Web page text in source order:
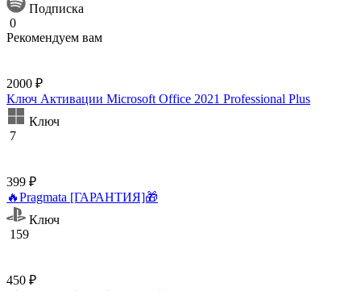
Подписка
0
Рекомендуем вам
2000 ₽
Ключ Активации Microsoft Office 2021 Professional Plus
Ключ
7
399 ₽
🔥Pragmata [ГАРАНТИЯ]🎁
Ключ
159
450 ₽